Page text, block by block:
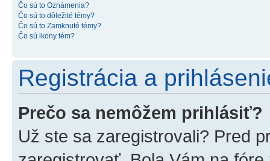
Čo sú to Oznámenia?
Čo sú to dôležité témy?
Čo sú to Zamknuté témy?
Čo sú ikony tém?
Registrácia a
Prečo sa nemôžem prihlásiť?
Už ste sa zaregistrovali? Pred